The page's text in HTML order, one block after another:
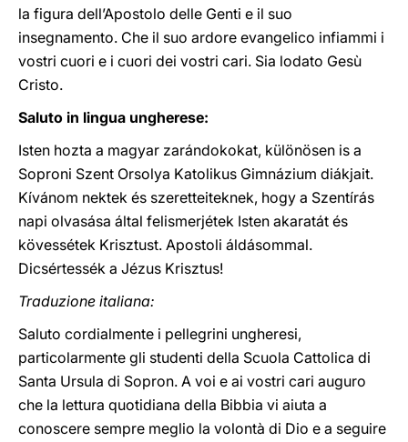
la figura dell’Apostolo delle Genti e il suo
insegnamento. Che il suo ardore evangelico infiammi i
vostri cuori e i cuori dei vostri cari. Sia lodato Gesù
Cristo.
Saluto in lingua ungherese:
Isten hozta a magyar zarándokokat, különösen is a
Soproni Szent Orsolya Katolikus Gimnázium diákjait.
Kívánom nektek és szeretteiteknek, hogy a Szentírás
napi olvasása által felismerjétek Isten akaratát és
kövessétek Krisztust. Apostoli áldásommal.
Dicsértessék a Jézus Krisztus!
Traduzione italiana:
Saluto cordialmente i pellegrini ungheresi,
particolarmente gli studenti della Scuola Cattolica di
Santa Ursula di Sopron. A voi e ai vostri cari auguro
che la lettura quotidiana della Bibbia vi aiuta a
conoscere sempre meglio la volontà di Dio e a seguire